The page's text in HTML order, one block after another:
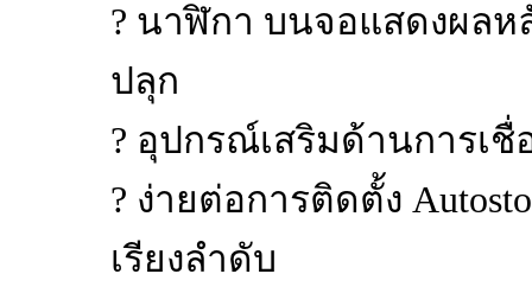
? นาฬิกา บนจอแสดงผลห
ปลุก
? อุปกรณ์เสริมด้านการเชื่
? ง่ายต่อการติดตั้ง
เรียงลำดับ